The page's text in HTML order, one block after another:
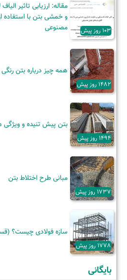
103 روز پیش
مقاله: ارزیابی تاثیر
و خمشی بتن با استفاده
مصنوعی
1482 روز پیش
همه چیز درباره بتن رنگی
1494 روز پیش
بتن پیش تنیده و
1737 روز پیش
مبانی طرح اختلاط بتن
1778 روز پیش
سازه فولادی چیست؟
بایگانی